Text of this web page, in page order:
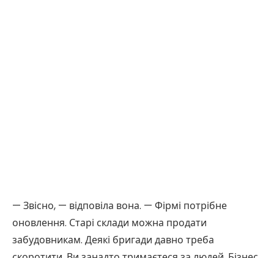
— Звісно, — відповіла вона. — Фірмі потрібне
оновлення. Старі склади можна продати
забудовникам. Деякі бригади давно треба